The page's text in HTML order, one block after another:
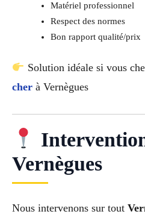
Matériel professionnel
Respect des normes
Bon rapport qualité/prix
Solution idéale si vous
cher à Vernègues
Vernègues
Nous intervenons sur tout